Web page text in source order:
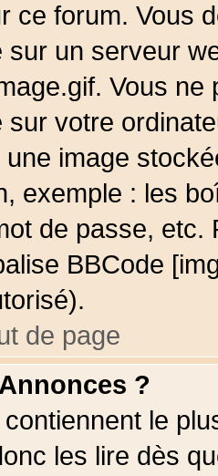
ce forum. Vous
sur un serveur
Vous
sur votre
image
exemple : les
de passe,
BBCode
de page
?
le
les lire dès